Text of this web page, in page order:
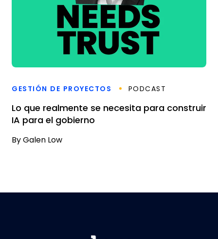
GESTIÓN DE PROYECTOS PODCAST
Lo que realmente se necesita para construir
IA para el gobierno
By Galen Low